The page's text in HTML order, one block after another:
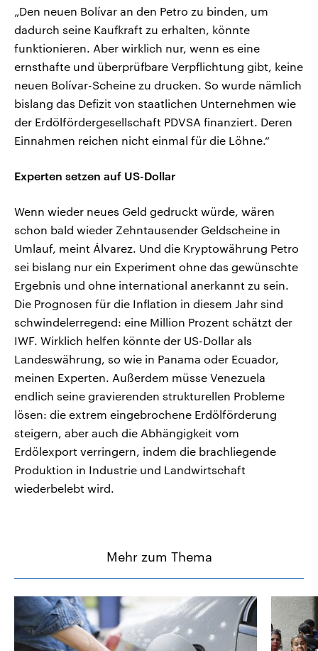
„Den neuen Bolívar an den Petro zu binden, um
dadurch seine Kaufkraft zu erhalten, könnte
funktionieren. Aber wirklich nur, wenn es eine
ernsthafte und überprüfbare Verpflichtung gibt, keine
neuen Bolívar-Scheine zu drucken. So wurde nämlich
bislang das Defizit von staatlichen Unternehmen wie
der Erdölfördergesellschaft PDVSA finanziert. Deren
Einnahmen reichen nicht einmal für die Löhne.“
Experten setzen auf US-Dollar
Wenn wieder neues Geld gedruckt würde, wären
schon bald wieder Zehntausender Geldscheine in
Umlauf, meint Álvarez. Und die Kryptowährung Petro
sei bislang nur ein Experiment ohne das gewünschte
Ergebnis und ohne international anerkannt zu sein.
Die Prognosen für die Inflation in diesem Jahr sind
schwindelerregend: eine Million Prozent schätzt der
IWF. Wirklich helfen könnte der US-Dollar als
Landeswährung, so wie in Panama oder Ecuador,
meinen Experten. Außerdem müsse Venezuela
endlich seine gravierenden strukturellen Probleme
lösen: die extrem eingebrochene Erdölförderung
steigern, aber auch die Abhängigkeit vom
Erdölexport verringern, indem die brachliegende
Produktion in Industrie und Landwirtschaft
wiederbelebt wird.
Mehr zum Thema